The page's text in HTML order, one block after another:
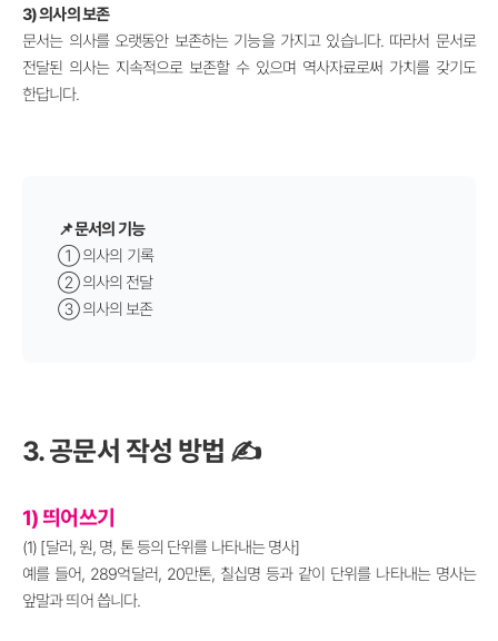
3) 의사의 보존
문서는 의사를 오랫동안 보존하는 기능을 가지고 있습니다. 따라서 문서로
전달된 의사는 지속적으로 보존할 수 있으며 역사자료로써 가치를 갖기도
한답니다.
📌 문서의 기능
① 의사의 기록
②의사의 전달
③의사의 보존
3. 공문서 작성 방법 ✍️
1) 띄어쓰기
(1) [달러, 원, 명, 톤 등의 단위를 나타내는 명사]
예를 들어, 289억달러, 20만톤, 칠십명 등과 같이 단위를 나타내는 명사는
앞말과 띄어 씁니다.